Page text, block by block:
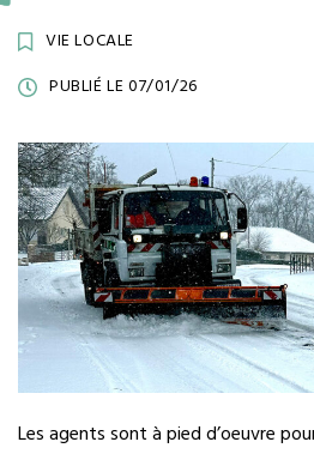
VIE LOCALE
PUBLIÉ LE 07/01/26
Les agents sont à pied d’oeuvre